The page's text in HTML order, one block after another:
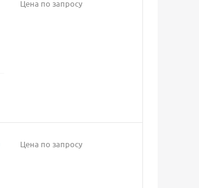
Цена по запросу
Цена по запросу